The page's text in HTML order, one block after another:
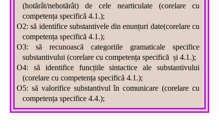
(hotărât/nehotărât) de cele nearticulate (corelare cu
competența specifică 4.1.);
O2: să identifice substantivele din enunțuri date(corelare cu
competența specifică 4.1.);
O3: să recunoască categoriile gramaticale specifice
substantivului (corelare cu competența specifică și 4.1.);
O4: să identifice funcțiile sintactice ale substantivului
(corelare cu competența specifică 4.1.);
O5: să valorifice substantivul în comunicare (corelare cu
competența specifice 4.4.);